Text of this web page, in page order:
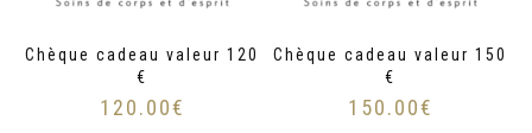
Chèque cadeau valeur 120
€
120.00€
Chèque cadeau valeur 150
€
150.00€